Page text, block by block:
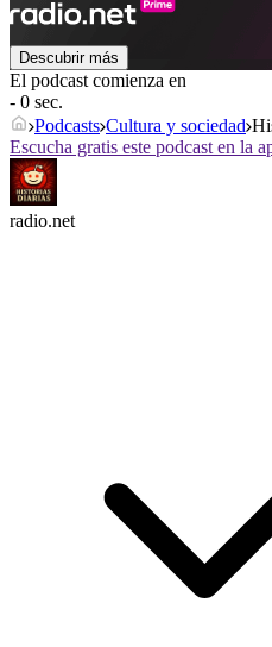
Descubrir más
El podcast comienza en
- 0 sec.
Podcasts Cultura y sociedad
Escucha gratis este podcast en la
radio.net